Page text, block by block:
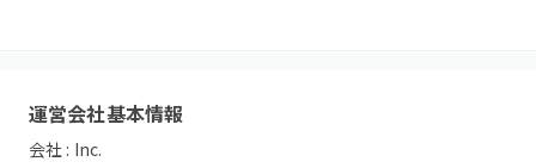
運営会社基本情報
会社 : Inc.